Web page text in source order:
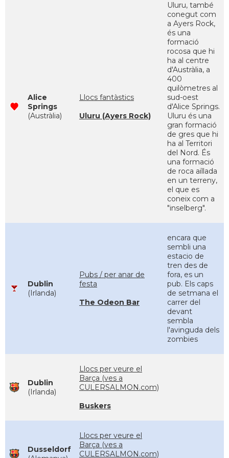
Alice
Springs
(Austràlia)
Llocs fantàstics
Uluru (Ayers Rock)
Uluru, també
conegut com
a Ayers Rock,
és una
formació
rocosa que hi
ha al centre
d'Austràlia, a
400
quilòmetres al
sud-oest
d'Alice Springs.
Uluru és una
gran formació
de gres que hi
ha al Territori
del Nord. És
una formació
de roca aïllada
en un terreny,
el que es
coneix com a
"inselberg".
Dublin
(Irlanda)
Pubs / per anar de
festa
The Odeon Bar
encara que
sembli una
estacio de
tren des de
fora, es un
pub. Els caps
de setmana el
carrer del
devant
sembla
l'avinguda dels
zombies
Dublin
(Irlanda)
Llocs per veure el
Barça (ves a
CULERSALMON.com)
Buskers
Dusseldorf
Llocs per veure el
Barça (ves a
CULERSALMON.com)